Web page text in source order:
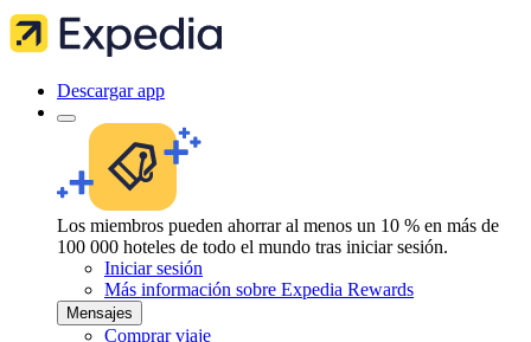
Descargar app
Los miembros pueden ahorrar al menos un 10 % en más de
100 000 hoteles de todo el mundo tras iniciar sesión.
Iniciar sesión
Más información sobre Expedia Rewards
Mensajes
Comprar viaje